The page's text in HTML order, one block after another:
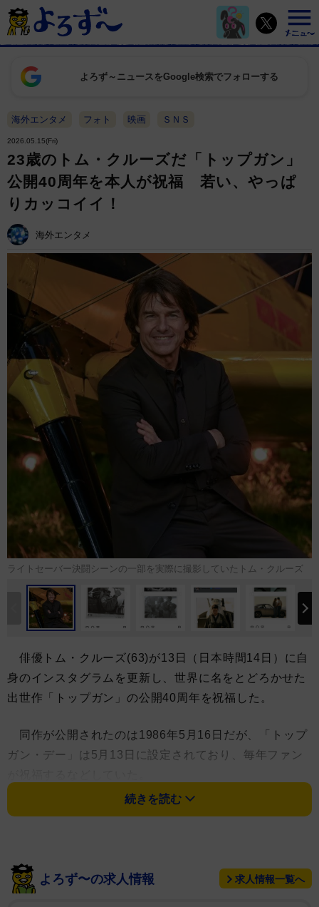
よろず～ニュースをGoogle検索でフォローする
海外エンタメ フォト 映画 ＳＮＳ
2026.05.15(Fri)
23歳のトム・クルーズだ「トップガン」
公開40周年を本人が祝福 若い、やっぱ
りカッコイイ！
海外エンタメ
ライトセーバー決闘シーンの一部を実際に撮影していたトム・クルーズ
俳優トム・クルーズ(63)が13日（日本時間14日）に自
身のインスタグラムを更新し、世界に名をとどろかせた
出世作「トップガン」の公開40周年を祝福した。
同作が公開されたのは1986年5月16日だが、「トップ
ガン・デー」は5月13日に設定されており、毎年ファン
「トップガン」と続編の続編「トップガン マーベリッ
ットでサムズアップする若き日の姿、酒場のシーン、F-
14トムキャットの前でのパイロットスーツ姿、の劇中シ
続きを読む
よろず〜の求人情報 求人情報一覧へ